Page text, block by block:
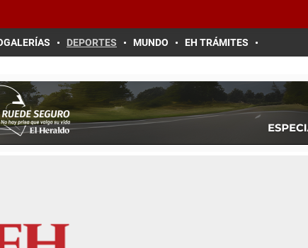
DEPORTES MUNDO EH TRÁMITES